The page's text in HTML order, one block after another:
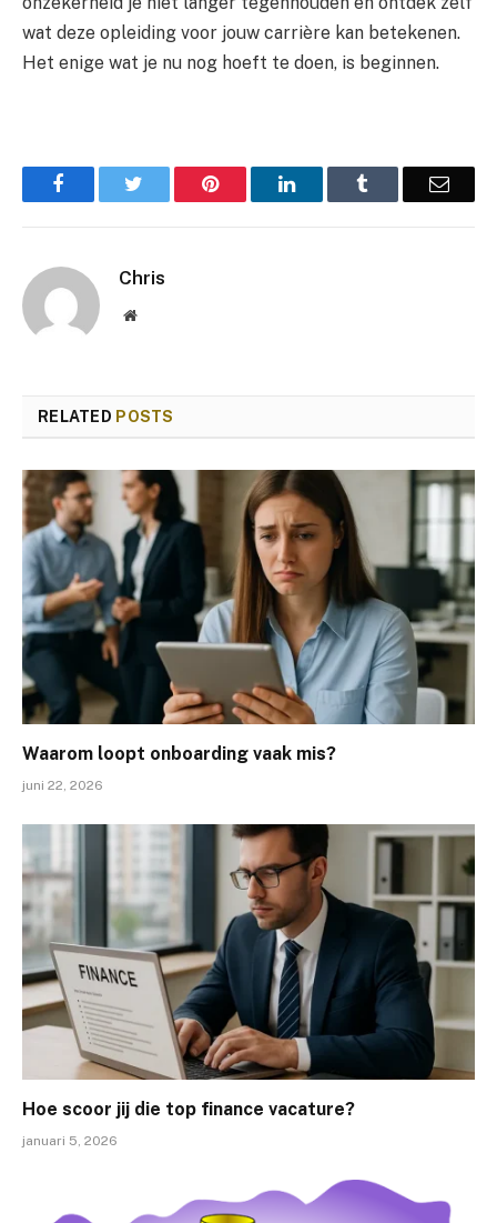
wat deze opleiding voor jouw carrière kan betekenen.
Het enige wat je nu nog hoeft te doen, is beginnen.
Facebook Pinterest LinkedIn Email
Chris
Website
RELATED POSTS
Waarom loopt onboarding vaak mis?
juni 22, 2026
Hoe scoor jij die top finance vacature?
januari 5, 2026